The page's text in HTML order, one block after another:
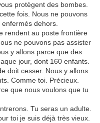
protègent des bombes.
fois. Nous ne pouvons
dehors.
rendent au poste frontière
ne pouvons pas assister
y allons parce que des
jour, dont 160 enfants.
doit cesser. Nous y allons
Comme toi. Précieux.
que nous voulons que tu
Tu seras un adulte.
toi je suis déjà très vieux.